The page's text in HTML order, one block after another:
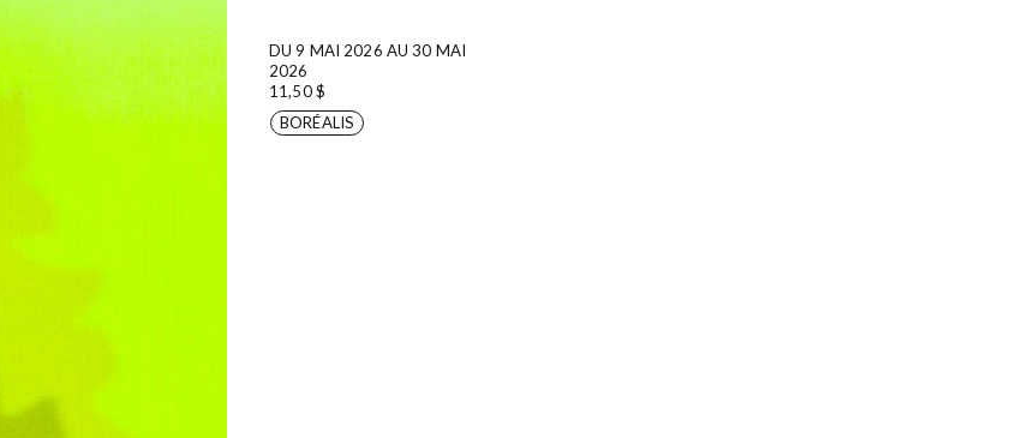
DU 9 MAI 2026 AU 30 MAI
2026
11,50 $
BORÉALIS